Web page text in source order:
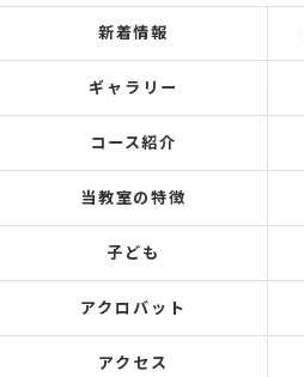
新着情報
ギャラリー
コース紹介
当教室の特徴
子ども
アクロバット
アクセス